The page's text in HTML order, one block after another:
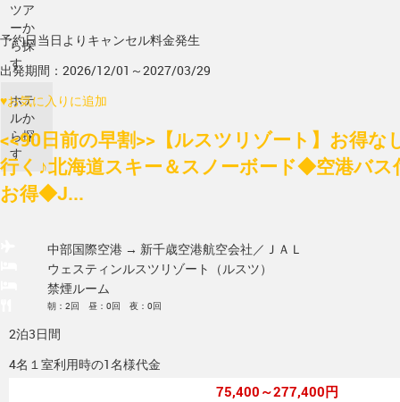
ツア
ーか
ら探
す
ホテ
ルか
ら探
す
予約日当日よりキャンセル料金発生
出発期間：2026/12/01～2027/03/29
♥お気に入りに追加
<<90日前の早割>>【ルスツリゾート】お得な
行く♪北海道スキー＆スノーボード◆空港バ
お得◆J...
中部国際空港 → 新千歳空港航空会社／ＪＡＬ
ウェスティンルスツリゾート（ルスツ）
禁煙ルーム
朝：2回 昼：0回 夜：0回
2泊3日間
4名１室利用時の1名様代金
75,400～277,400円